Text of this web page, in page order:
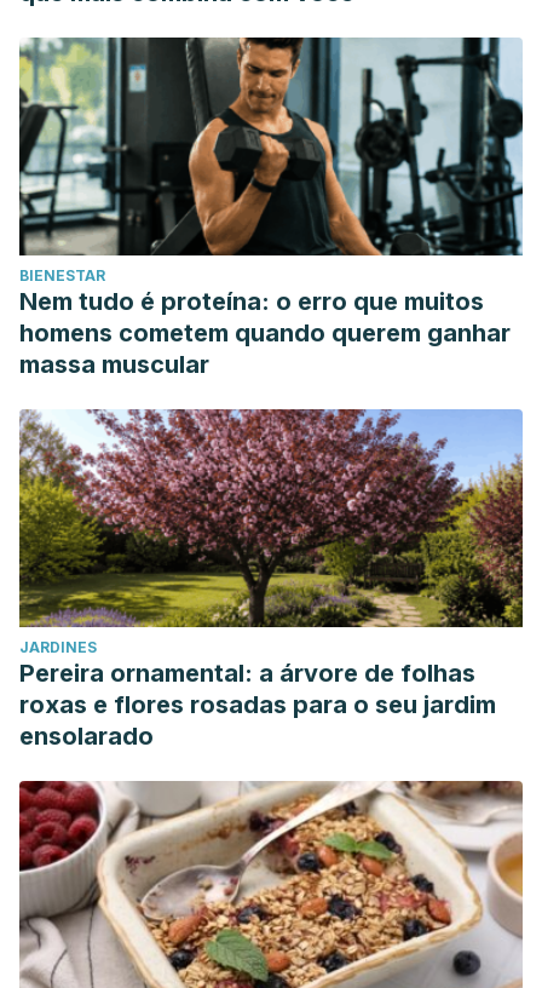
BIENESTAR
Nem tudo é proteína: o erro que muitos
homens cometem quando querem ganhar
massa muscular
JARDINES
Pereira ornamental: a árvore de folhas
roxas e flores rosadas para o seu jardim
ensolarado